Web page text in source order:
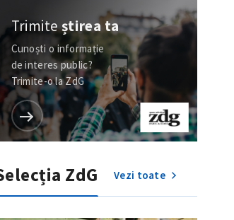
Trimiteștirea ta
Cunoști o informație
de interes public?
Trimite-o la ZdG
ZdG Vezi toate